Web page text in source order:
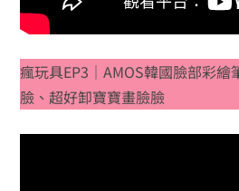
瘋玩具EP3｜AMOS韓國臉部彩繪
臉、超好卸寶寶畫臉臉